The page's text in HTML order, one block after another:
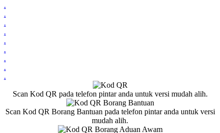
.
.
.
.
.
.
.
.
.
Scan Kod QR pada telefon pintar anda untuk versi mudah alih.
Scan Kod QR Borang Bantuan pada telefon pintar anda untuk versi
mudah alih.